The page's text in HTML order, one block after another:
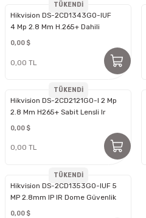
TÜKENDİ
Hikvision DS-2CD1343G0-IUF
4 Mp 2.8 Mm H.265+ Dahili
Mikrofonlu Sabit Lensli Exir
0,00 $
0,00 TL
TÜKENDİ
Hikvision DS-2CD2121G0-I 2 Mp
2.8 Mm H265+ Sabit Lensli Ir
Dome Ip Kamera
0,00 $
0,00 TL
TÜKENDİ
Hikvision DS-2CD1353G0-IUF 5
MP 2.8mm IP IR Dome Güvenlik
Kamerası
0,00 $